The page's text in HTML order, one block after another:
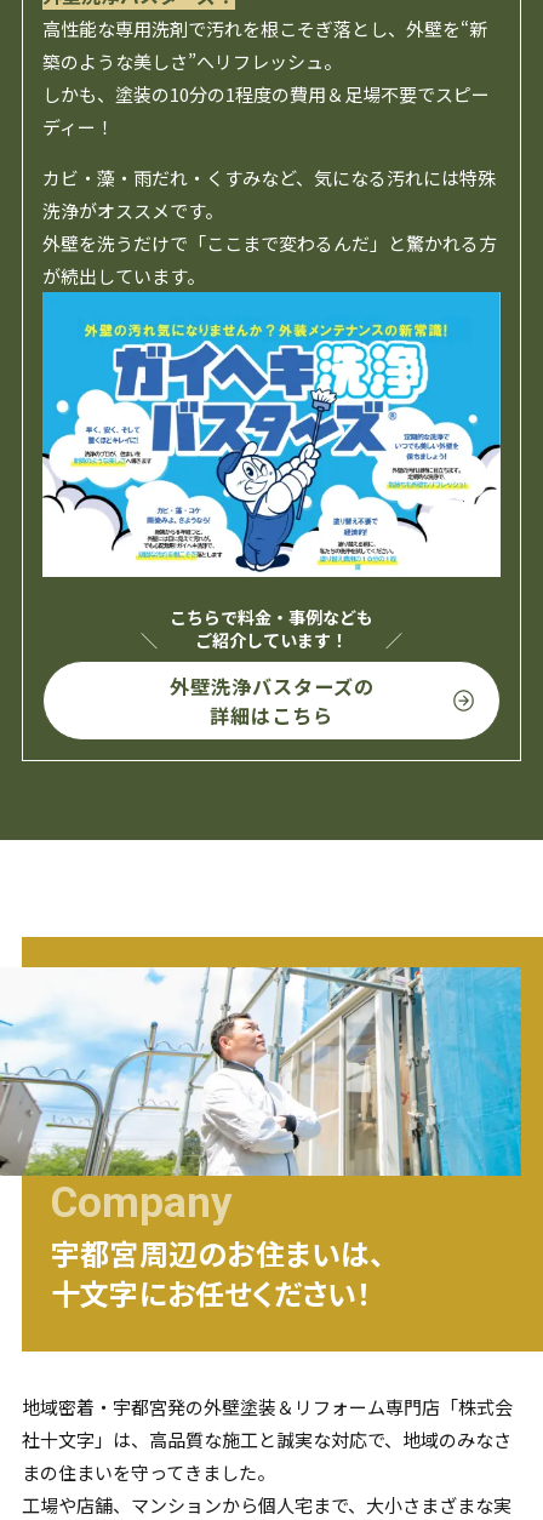
高性能な専用洗剤で汚れを根こそぎ落とし、外壁を“新
築のような美しさ”へリフレッシュ。
しかも、塗装の10分の1程度の費用＆足場不要でスピー
ディー！
カビ・藻・雨だれ・くすみなど、気になる汚れには特殊
洗浄がオススメです。
外壁を洗うだけで「ここまで変わるんだ」と驚かれる方
が続出しています。
こちらで料金・事例なども
ご紹介しています！
外壁洗浄バスターズの
詳細はこちら
Company
宇都宮周辺のお住まいは、
十文字にお任せください！
地域密着・ 宇都宮発の外壁塗装＆リフォーム専門店「株式会
社十文字」は、高品質な施工と誠実な対応で、地域のみなさ
まの住まいを守ってきました。
工場や店舗、マンションから個人宅まで、大小さまざまな実